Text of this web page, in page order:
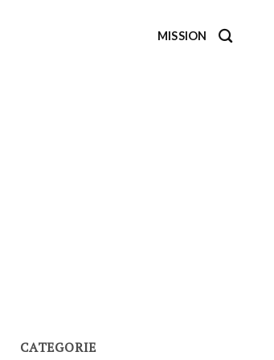
MISSION
CATEGORIE